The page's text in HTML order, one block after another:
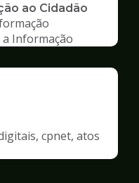
ao Cidadão
a Informação
cpnet, atos